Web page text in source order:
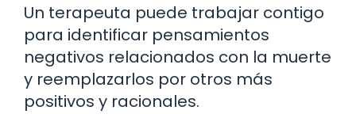
Un terapeuta puede trabajar contigo
para identificar pensamientos
negativos relacionados con la muerte
y reemplazarlos por otros más
positivos y racionales.